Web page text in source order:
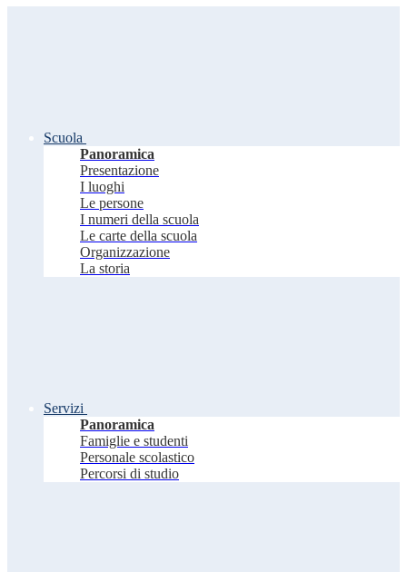
Scuola
Panoramica
Presentazione
I luoghi
Le persone
I numeri della scuola
Le carte della scuola
Organizzazione
La storia
Servizi
Panoramica
Famiglie e studenti
Personale scolastico
Percorsi di studio